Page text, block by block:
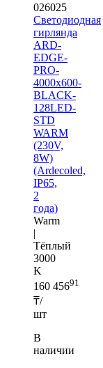
026025
Светодиодная
гирлянда
ARD-
EDGE-
PRO-
4000x600-
BLACK-
128LED-
STD
WARM
(230V,
8W)
(Ardecoled,
IP65,
2
года)
Warm
|
Тёплый
3000
K
160 45691
₸/
шт
В
наличии